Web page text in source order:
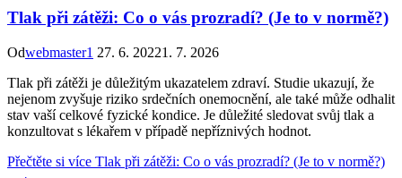
Tlak při zátěži: Co o vás prozradí? (Je to v normě?)
Odwebmaster1 27. 6. 20221. 7. 2026
Tlak při zátěži je důležitým ukazatelem zdraví. Studie ukazují, že
nejenom zvyšuje riziko srdečních onemocnění, ale také může odhalit
stav vaší celkové fyzické kondice. Je důležité sledovat svůj tlak a
konzultovat s lékařem v případě nepříznivých hodnot.
Přečtěte si více Tlak při zátěži: Co o vás prozradí? (Je to v normě?)